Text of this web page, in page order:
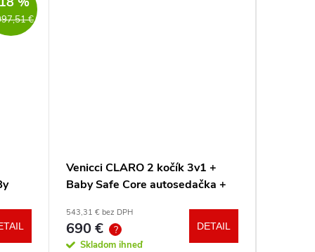
€
Venicci CLARO 2 kočík 3v1 +
Baby Safe Core autosedačka +
543,31 € bez DPH
690 € ?
Skladom ihneď
DETAIL